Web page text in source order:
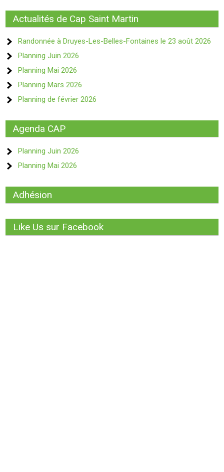
Actualités de Cap Saint Martin
Randonnée à Druyes-Les-Belles-Fontaines le 23 août 2026
Planning Juin 2026
Planning Mai 2026
Planning Mars 2026
Planning de février 2026
Agenda CAP
Planning Juin 2026
Planning Mai 2026
Adhésion
Like Us sur Facebook